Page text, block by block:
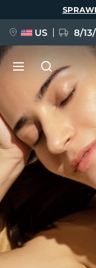
US 8/
NOWOŚĆ
FAQ™ Pure
BREAKING
issa™ Teeth
Język
English
Français
Türkçe